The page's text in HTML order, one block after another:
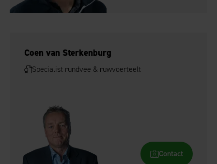
Coen van Sterkenburg
Specialist rundvee & ruwvoerteelt
Contact